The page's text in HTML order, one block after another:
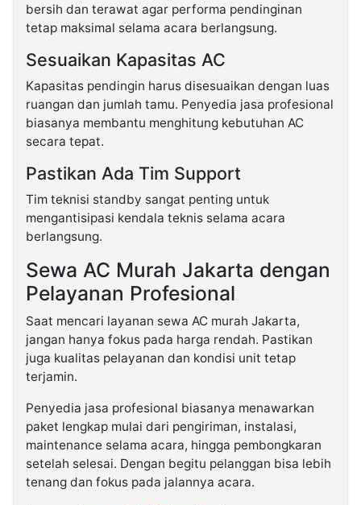
bersih dan terawat agar performa pendinginan
tetap maksimal selama acara berlangsung.
Sesuaikan Kapasitas AC
Kapasitas pendingin harus disesuaikan dengan luas
ruangan dan jumlah tamu. Penyedia jasa profesional
biasanya membantu menghitung kebutuhan AC
secara tepat.
Pastikan Ada Tim Support
Tim teknisi standby sangat penting untuk
mengantisipasi kendala teknis selama acara
berlangsung.
Sewa AC Murah Jakarta dengan
Pelayanan Profesional
Saat mencari layanan sewa AC murah Jakarta,
jangan hanya fokus pada harga rendah. Pastikan
juga kualitas pelayanan dan kondisi unit tetap
terjamin.
Penyedia jasa profesional biasanya menawarkan
paket lengkap mulai dari pengiriman, instalasi,
maintenance selama acara, hingga pembongkaran
setelah selesai. Dengan begitu pelanggan bisa lebih
tenang dan fokus pada jalannya acara.